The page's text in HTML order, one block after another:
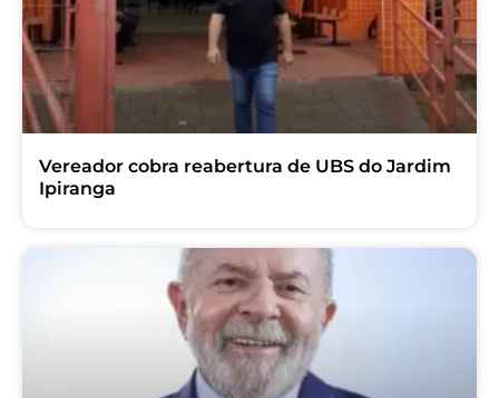
Vereador cobra reabertura de UBS do Jardim
Ipiranga